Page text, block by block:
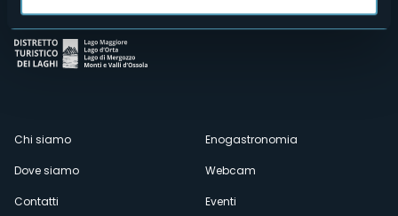
Menù
secondario
Chi siamo
Dove siamo
Contatti
Enogastronomia
Webcam
Eventi